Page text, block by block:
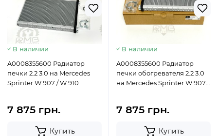
В наличии
A0008355600 Радиатор
печки 2.2 3.0 на Mercedes
Sprinter W 907 / W 910
7 875 грн.
Купить
В наличии
A0008355600 Радиатор
печки обогревателя 2.2 3.0
на Mercedes Sprinter W 907 /
7 875 грн.
Купить